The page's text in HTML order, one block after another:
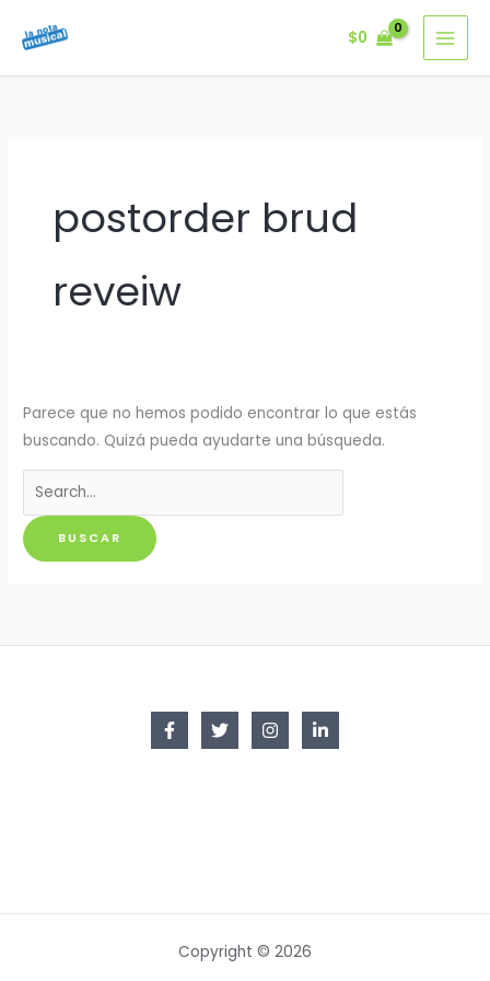
$0
postorder brud
reveiw
Parece que no hemos podido encontrar lo que estás
buscando. Quizá pueda ayudarte una búsqueda.
Buscar
por:
Copyright © 2026